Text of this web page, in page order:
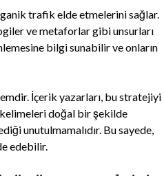
trafik elde etmelerini sağlar.
ve metaforlar gibi unsurları
bilgi sunabilir ve onların
İçerik yazarları, bu stratejiyi
doğal bir şekilde
unutulmamalıdır. Bu sayede,
edebilir.